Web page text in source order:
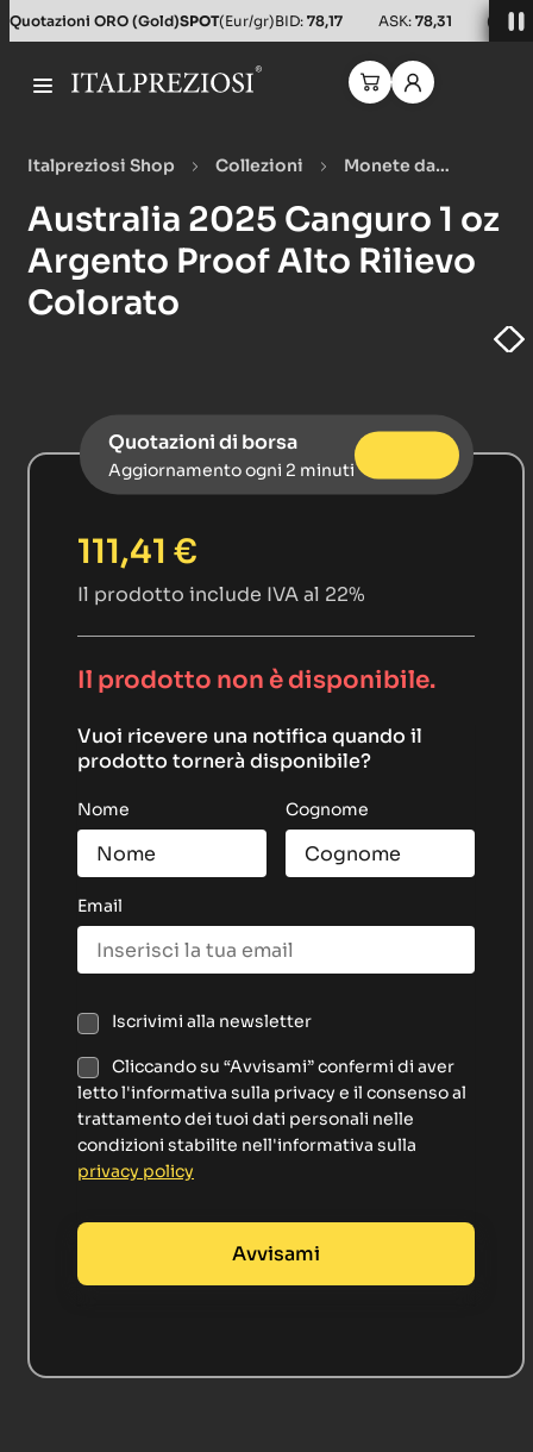
Quotazioni ORO (Gold)SPOT(Eur/gr)BID: 78,17 ASK: 78,31 (Usd/
Italpreziosi Shop Collezioni
Monete da
Alto Rilievo Colorato
Australia 2025 Canguro 1 oz
Argento Proof Alto Rilievo
Colorato
Quotazioni di borsa
Aggiornamento ogni 2 minuti
111,41 €
Il prodotto include IVA al 22%
Il prodotto non è disponibile.
Vuoi ricevere una notifica quando il
prodotto tornerà disponibile?
Nome Cognome
Email
Iscrivimi alla newsletter
Cliccando su “Avvisami” confermi di aver
letto l'informativa sulla privacy e il consenso al
trattamento dei tuoi dati personali nelle
condizioni stabilite nell'informativa sulla
privacy policy